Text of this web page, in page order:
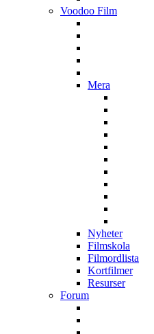
Voodoo Film
Mera
Nyheter
Filmskola
Filmordlista
Kortfilmer
Resurser
Forum